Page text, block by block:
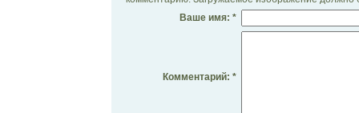
Ваше имя: *
Комментарий: *